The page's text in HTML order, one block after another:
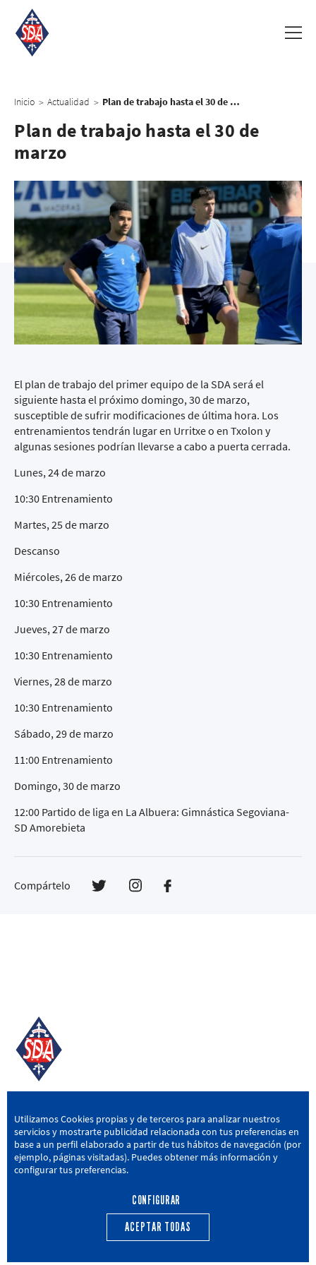
Inicio > Actualidad > Plan de trabajo hasta el 30 de marzo
Plan de trabajo hasta el 30 de
marzo
El plan de trabajo del primer equipo de la SDA será el
siguiente hasta el próximo domingo, 30 de marzo,
susceptible de sufrir modificaciones de última hora. Los
entrenamientos tendrán lugar en Urritxe o en Txolon y
algunas sesiones podrían llevarse a cabo a puerta cerrada.
Lunes, 24 de marzo
10:30 Entrenamiento
Martes, 25 de marzo
Descanso
Miércoles, 26 de marzo
10:30 Entrenamiento
Jueves, 27 de marzo
10:30 Entrenamiento
Viernes, 28 de marzo
10:30 Entrenamiento
Sábado, 29 de marzo
11:00 Entrenamiento
Domingo, 30 de marzo
12:00 Partido de liga en La Albuera: Gimnástica Segoviana-
SD Amorebieta
Compártelo
SD AMOREBIETA
San Miguel Kalea, 16, 48340 Amorebieta, Bizkaia
946 604 751 | sda@sdamorebieta.eus
CANTERA ACTUALIDAD
Utilizamos Cookies propias y de terceros para analizar nuestros
servicios y mostrarte publicidad relacionada con tus preferencias en
base a un perfil elaborado a partir de tus hábitos de navegación (por
ejemplo, páginas visitadas). Puedes obtener más información y
configurar tus preferencias.
CONFIGURAR
ACEPTAR TODAS